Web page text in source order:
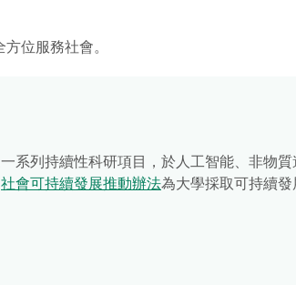
位服務社會。
系列持續性科研項目，於人工智能、非物質
社會可持續發展推動辦法為大學採取可持續